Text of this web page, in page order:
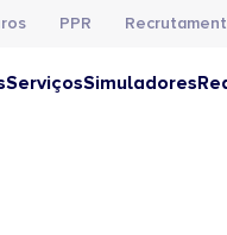
PPR
ServiçosSimuladores